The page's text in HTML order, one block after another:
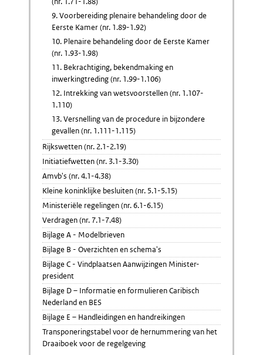
9. Voorbereiding plenaire behandeling door de
Eerste Kamer (nr. 1.89-1.92)
10. Plenaire behandeling door de Eerste Kamer
(nr. 1.93-1.98)
11. Bekrachtiging, bekendmaking en
inwerkingtreding (nr. 1.99-1.106)
12. Intrekking van wetsvoorstellen (nr. 1.107-
1.110)
13. Versnelling van de procedure in bijzondere
gevallen (nr. 1.111-1.115)
Rijkswetten (nr. 2.1-2.19)
Initiatiefwetten (nr. 3.1-3.30)
Amvb's (nr. 4.1-4.38)
Kleine koninklijke besluiten (nr. 5.1-5.15)
Ministeriële regelingen (nr. 6.1-6.15)
Verdragen (nr. 7.1-7.48)
Bijlage A - Modelbrieven
Bijlage B - Overzichten en schema's
Bijlage C - Vindplaatsen Aanwijzingen Minister-
president
Bijlage D – Informatie en formulieren Caribisch
Nederland en BES
Bijlage E – Handleidingen en handreikingen
Transponeringstabel voor de hernummering van het
Draaiboek voor de regelgeving